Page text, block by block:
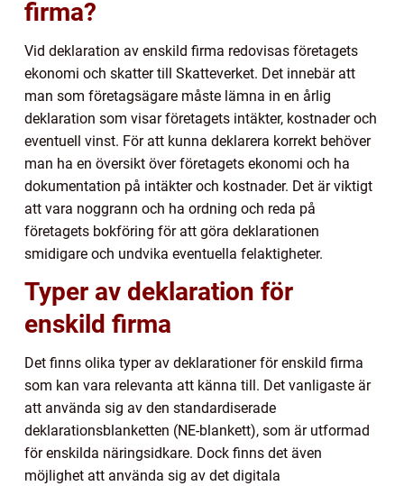
firma?
Vid deklaration av enskild firma redovisas företagets
ekonomi och skatter till Skatteverket. Det innebär att
man som företagsägare måste lämna in en årlig
deklaration som visar företagets intäkter, kostnader och
eventuell vinst. För att kunna deklarera korrekt behöver
man ha en översikt över företagets ekonomi och ha
dokumentation på intäkter och kostnader. Det är viktigt
att vara noggrann och ha ordning och reda på
företagets bokföring för att göra deklarationen
smidigare och undvika eventuella felaktigheter.
Typer av deklaration för
enskild firma
Det finns olika typer av deklarationer för enskild firma
som kan vara relevanta att känna till. Det vanligaste är
att använda sig av den standardiserade
deklarationsblanketten (NE-blankett), som är utformad
för enskilda näringsidkare. Dock finns det även
möjlighet att använda sig av det digitala